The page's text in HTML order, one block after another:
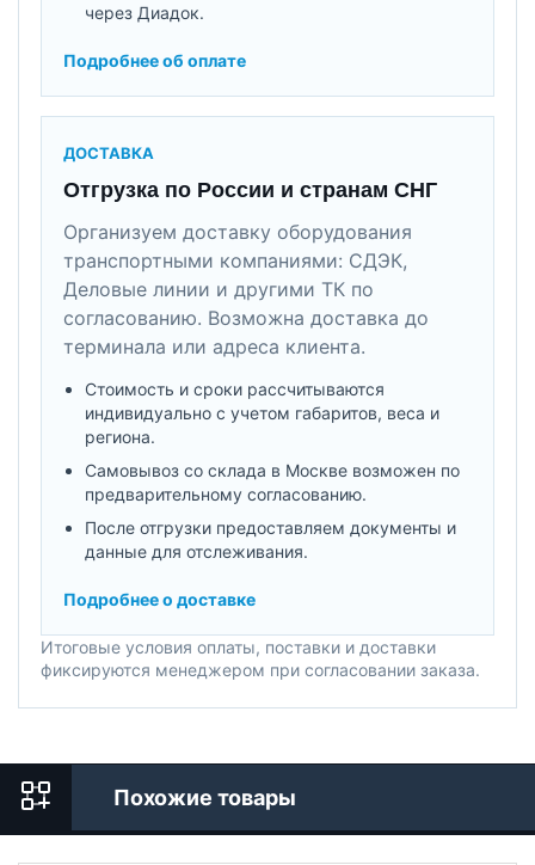
через Диадок.
Подробнее об оплате
ДОСТАВКА
Отгрузка по России и странам СНГ
Организуем доставку оборудования
транспортными компаниями: СДЭК,
Деловые линии и другими ТК по
согласованию. Возможна доставка до
терминала или адреса клиента.
Стоимость и сроки рассчитываются
индивидуально с учетом габаритов, веса и
региона.
Самовывоз со склада в Москве возможен по
предварительному согласованию.
После отгрузки предоставляем документы и
данные для отслеживания.
Подробнее о доставке
Итоговые условия оплаты, поставки и доставки
фиксируются менеджером при согласовании заказа.
Похожие товары